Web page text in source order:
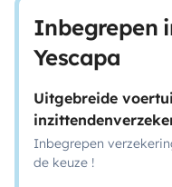
Inbegrepen
Yescapa
Uitgebreide
Inbegrepen
de keuze !